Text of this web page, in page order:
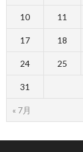
« 7月
10 11
17 18
24 25
31